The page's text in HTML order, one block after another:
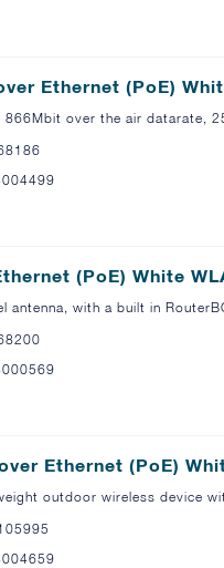
Ethernet (PoE)
over the air datarate,
(PoE) White
antenna, with a built in
Ethernet (PoE)
outdoor wireless device